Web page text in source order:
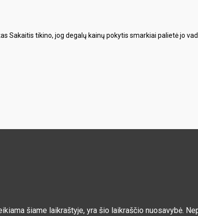
tikino, jog degalų kainų pokytis smarkiai palietė jo
šiame laikraštyje, yra šio laikraščio nuosavybė.